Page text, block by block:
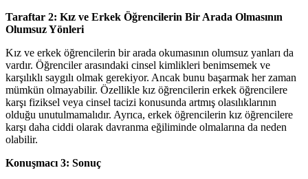
Taraftar 2: Kız ve Erkek Öğrencilerin Bir Arada Olmasının
Olumsuz Yönleri
Kız ve erkek öğrencilerin bir arada okumasının olumsuz yanları da
vardır. Öğrenciler arasındaki cinsel kimlikleri benimsemek ve
karşılıklı saygılı olmak gerekiyor. Ancak bunu başarmak her zaman
mümkün olmayabilir. Özellikle kız öğrencilerin erkek öğrencilere
karşı fiziksel veya cinsel tacizi konusunda artmış olasılıklarının
olduğu unutulmamalıdır. Ayrıca, erkek öğrencilerin kız öğrencilere
karşı daha ciddi olarak davranma eğiliminde olmalarına da neden
olabilir.
Konuşmacı 3: Sonuç